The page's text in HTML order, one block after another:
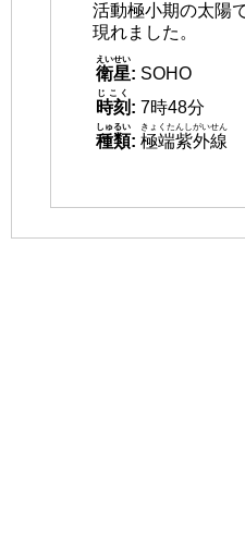
活動極小期の太陽
現れました。
衛星
えいせい
: SOHO
時刻
じこく
: 7時48分
種類
しゅるい
: 極端紫外線
きょくたんしがいせん